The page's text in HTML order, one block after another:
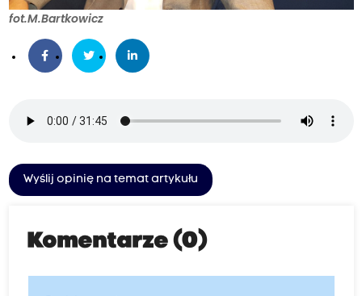
fot.M.Bartkowicz
Wyślij opinię na temat artykułu
Komentarze (0)